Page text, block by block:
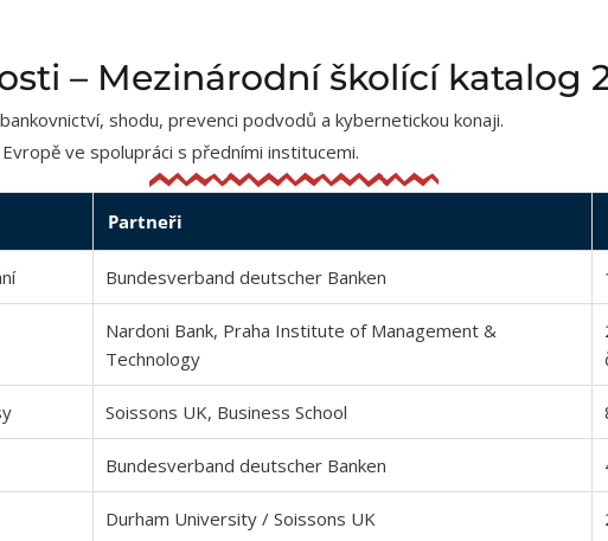
– Mezinárodní školící katalog
shodu, prevenci podvodů a kybernetickou konaji.
ve spolupráci s předními institucemi.
Partneři
Bundesverband deutscher Banken
Nardoni Bank, Praha Institute of Management &
Technology
Soissons UK, Business School
Bundesverband deutscher Banken
Durham University / Soissons UK